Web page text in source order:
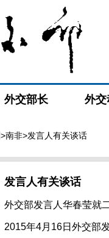
外交部长 外交
>南非>发言人有关谈话
发言人有关谈话
外交部发言人华春莹就
2015年4月16日外交部